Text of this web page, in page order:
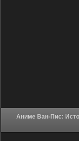
Аниме Ван-Пис: История детектива Мугивары (2005) в хорошем